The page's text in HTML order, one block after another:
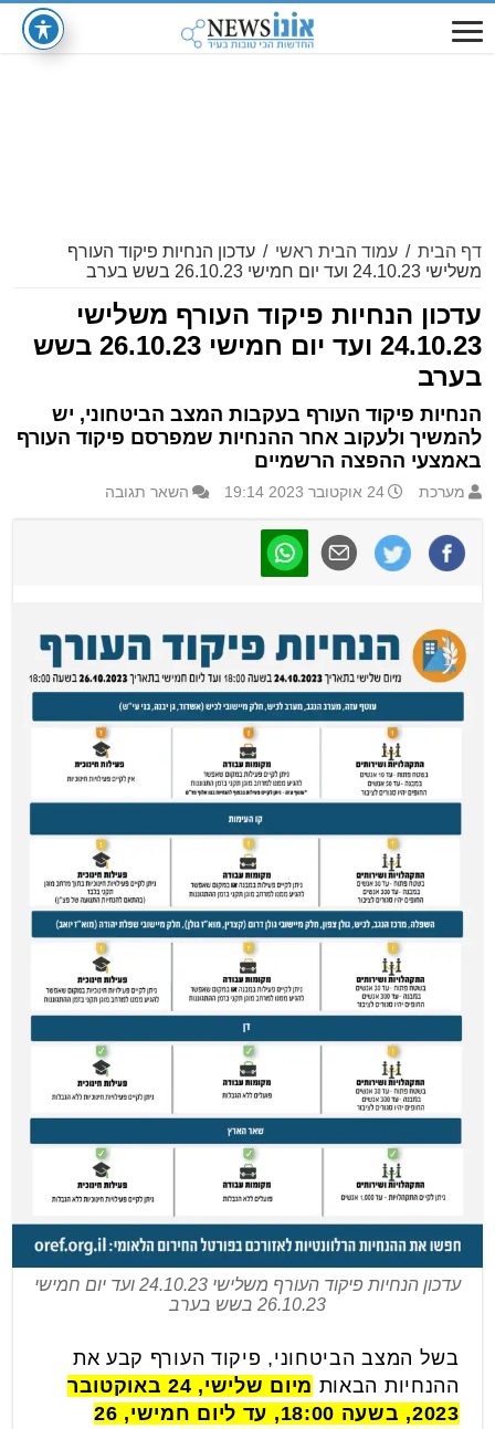
דף הבית / עמוד הבית ראשי / עדכון הנחיות פיקוד העורף
משלישי 24.10.23 ועד יום חמישי 26.10.23 בשש בערב
עדכון הנחיות פיקוד העורף משלישי
24.10.23 ועד יום חמישי 26.10.23 בשש
בערב
הנחיות פיקוד העורף בעקבות המצב הביטחוני, יש
להמשיך ולעקוב אחר ההנחיות שמפרסם פיקוד העורף
באמצעי ההפצה הרשמיים
מערכת 24 אוקטובר 2023 19:14 השאר תגובה
עדכון הנחיות פיקוד העורף משלישי 24.10.23 ועד יום חמישי
26.10.23 בשש בערב
בשל המצב הביטחוני, פיקוד העורף קבע את
ההנחיות הבאות
מיום שלישי, 24 באוקטובר
2023, בשעה 18:00, עד ליום חמישי, 26